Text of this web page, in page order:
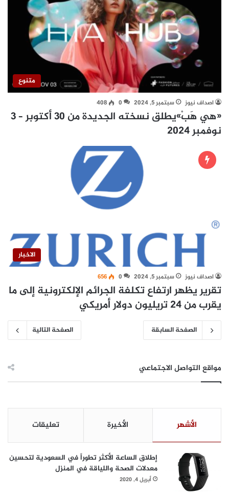
متنوع
اصداف نيوز سبتمبر 5, 2024 0
408
«هي هَبْ»يطلق نسخته الجديدة من 30 أكتوبر – 3
نوفمبر 2024
الاخبار
اصداف نيوز سبتمبر 5, 2024 0
656
تقرير يظهر ارتفاع تكلفة الجرائم الإلكترونية إلى ما
يقرب من 24 تريليون دولار أمريكي
الصفحة السابقة الصفحة التالية
مواقع التواصل الاجتماعي
الأشهر الأخيرة تعليقات
إطلاق الساعة الأكثر تطوراً في السعودية لتحسين
معدلات الصحة واللياقة في المنزل
أبريل 4, 2020